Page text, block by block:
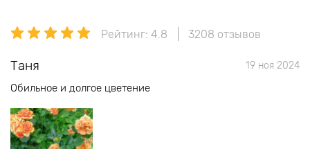
Рейтинг: 4.8 3208 отзывов
Таня 19 ноя 2024
Обильное и долгое цветение